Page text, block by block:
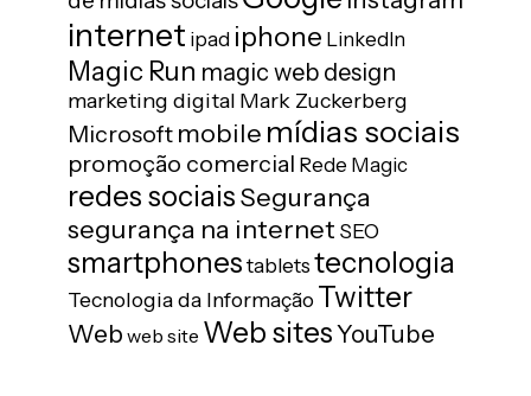
internet ipad iphone LinkedIn
Magic Run magic web design
marketing digital Mark Zuckerberg
Microsoft mobile mídias sociais
promoção comercial Rede Magic
redes sociaisSegurança
segurança na internet SEO
smartphones tablets tecnologia
Tecnologia da Informação Twitter
Web web site Web sitesYouTube